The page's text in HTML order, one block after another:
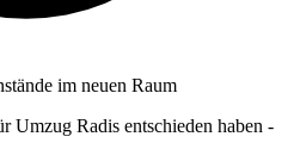
im neuen Raum
Umzug Radis entschieden haben -